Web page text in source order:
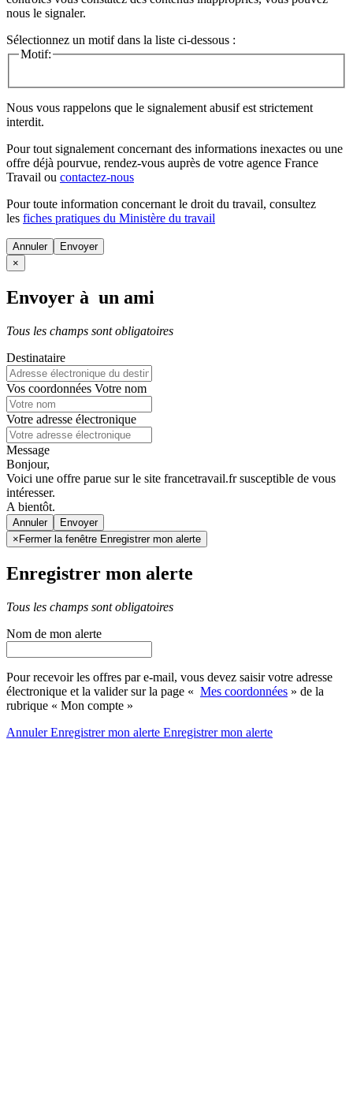
nous le signaler.
Sélectionnez un motif dans la liste ci-dessous :
Motif:
Nous vous rappelons que le signalement abusif est strictement
interdit.
Pour tout signalement concernant des informations inexactes ou une
offre déjà pourvue, rendez-vous auprès de votre agence France
Travail ou contactez-nous
Pour toute information concernant le droit du travail, consultez
les fiches pratiques du Ministère du travail
Annuler
×
Envoyer à un ami
Tous les champs sont obligatoires
Destinataire
Vos coordonnées Votre nom
Votre adresse électronique
Message
Bonjour,
Voici une offre parue sur le site francetravail.fr susceptible de vous
intéresser.
A bientôt.
Annuler
× Fermer la fenêtre Enregistrer mon alerte
Enregistrer mon alerte
Tous les champs sont obligatoires
Nom de mon alerte
Pour recevoir les offres par e-mail, vous devez saisir votre adresse
électronique et la valider sur la page « Mes coordonnées » de la
rubrique « Mon compte »
AnnulerEnregistrer mon alerte Enregistrermon alerte